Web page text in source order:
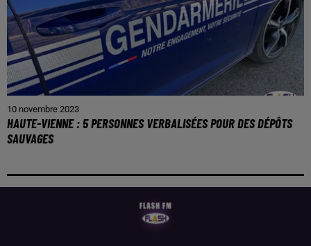
10 novembre 2023
HAUTE-VIENNE : 5 PERSONNES VERBALISÉES POUR DES DÉPÔTS
SAUVAGES